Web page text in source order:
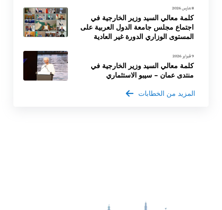
8 مارس 2026
كلمة معالي السيد وزير الخارجية في
اجتماع مجلس جامعة الدول العربية على
المستوى الوزاري الدورة غير العادية
9 فبراير 2026
كلمة معالي السيد وزير الخارجية في
منتدى عمان – سيبو الاستثماري
المزيد من الخطابات